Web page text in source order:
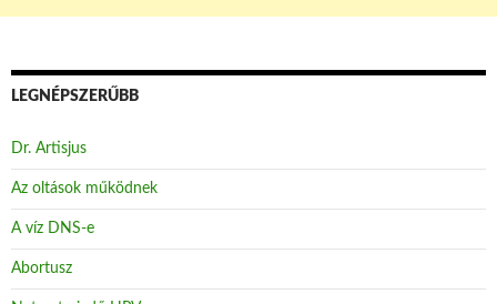
LEGNÉPSZERŰBB
Dr. Artisjus
Az oltások működnek
A víz DNS-e
Abortusz